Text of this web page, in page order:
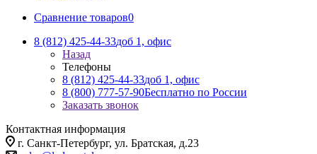
Сравнение товаров0
8 (812) 425-44-33доб 1, офис
Назад
Телефоны
8 (812) 425-44-33доб 1, офис
8 (800) 777-57-90Бесплатно по России
Заказать звонок
Контактная информация
г. Санкт-Петербург, ул. Братская, д.23